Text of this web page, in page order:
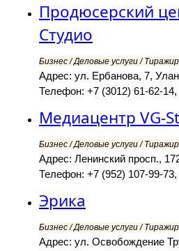
Продюсерский
Студио
Бизнес / Деловые услуги /
Адрес: ул. Ербанова, 7,
Телефон: +7 (3012) 61-62-
Медиацентр VG-
Бизнес / Деловые услуги /
Адрес: Ленинский просп.,
Телефон: +7 (952) 107-99-
Эрика
Бизнес / Деловые услуги /
Адрес: ул. Освобождение